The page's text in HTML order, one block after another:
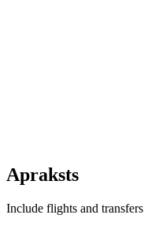
Apraksts
Include flights and transfers